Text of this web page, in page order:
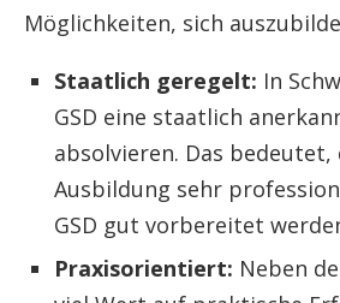
Möglichkeiten, sich
Staatlich geregelt: In
GSD eine staatlich
absolvieren. Das bedeutet,
Ausbildung sehr
GSD gut vorbereitet
Praxisorientiert: Neben